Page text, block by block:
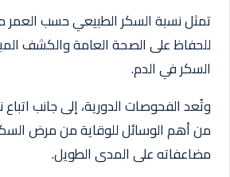
تمثل نسبة السكر الطبيعي حسب العمر
للحفاظ على الصحة العامة والكشف
السكر في الدم.
وتُعد الفحوصات الدورية، إلى جانب
من أهم الوسائل للوقاية من مرض
مضاعفاته على المدى الطويل.